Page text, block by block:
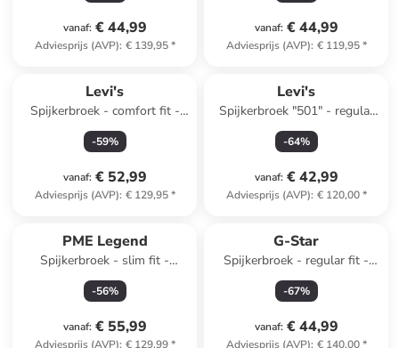
vanaf: € 44,99
Adviesprijs (AVP): € 139,95*
vanaf: € 44,99
Adviesprijs (AVP): € 119,95*
Levi's
Spijkerbroek - comfort fit -
blauw
-59%
vanaf: € 52,99
Adviesprijs (AVP): € 129,95*
Levi's
Spijkerbroek "501" - regular
fit - blauw
-64%
vanaf: € 42,99
Adviesprijs (AVP): € 120,00*
PME Legend
Spijkerbroek - slim fit -
donkerblauw
-56%
vanaf: € 55,99
Adviesprijs (AVP): € 129,99*
G-Star
Spijkerbroek - regular fit -
lichtblauw
-67%
vanaf: € 44,99
Adviesprijs (AVP): € 140,00*